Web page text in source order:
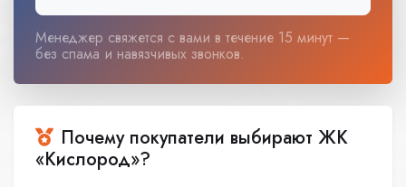
Менеджер свяжется с вами в течение 15 минут —
без спама и навязчивых звонков.
Почему покупатели выбирают ЖК
«Кислород»?